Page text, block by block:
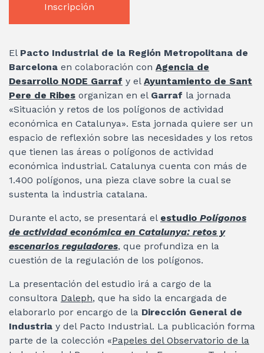
Inscripción
El Pacto Industrial de la Región Metropolitana de
Barcelona en colaboración con Agencia de
Desarrollo NODE Garraf y el Ayuntamiento de Sant
Pere de Ribes organizan en el Garraf la jornada
«Situación y retos de los polígonos de actividad
económica en Catalunya». Esta jornada quiere ser un
espacio de reflexión sobre las necesidades y los retos
que tienen las áreas o polígonos de actividad
económica industrial. Catalunya cuenta con más de
1.400 polígonos, una pieza clave sobre la cual se
sustenta la industria catalana.
Durante el acto, se presentará el estudio Polígonos
de actividad económica en Catalunya: retos y
escenarios reguladores, que profundiza en la
cuestión de la regulación de los polígonos.
La presentación del estudio irá a cargo de la
consultora Daleph, que ha sido la encargada de
elaborarlo por encargo de la Dirección General de
Industria y del Pacto Industrial. La publicación forma
parte de la colección «Papeles del Observatorio de la